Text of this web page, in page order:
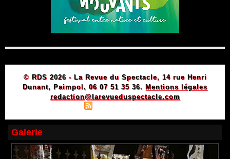
© RDS 2026 - La Revue du Spectacle, 14 rue Henri
Dunant, Paimpol, 06 07 51 35 36. Mentions légales
redaction@larevueduspectacle.com
Galerie